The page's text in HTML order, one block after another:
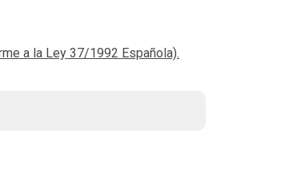
a la Ley 37/1992 Española).